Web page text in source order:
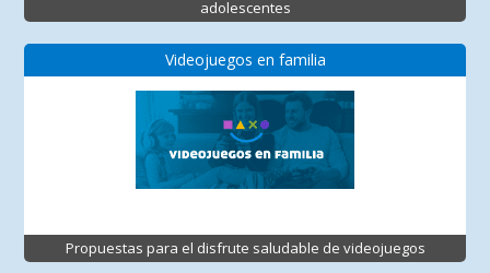
adolescentes
Videojuegos en familia
Propuestas para el disfrute saludable de videojuegos